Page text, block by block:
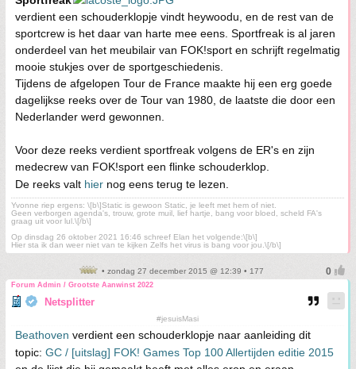
verdient een schouderklopje vindt heywoodu, en de rest van de
sportcrew is het daar van harte mee eens. Sportfreak is al jaren
onderdeel van het meubilair van FOK!sport en schrijft regelmatig
mooie stukjes over de sportgeschiedenis.
Tijdens de afgelopen Tour de France maakte hij een erg goede
dagelijkse reeks over de Tour van 1980, de laatste die door een
Nederlander werd gewonnen.
Voor deze reeks verdient sportfreak volgens de ER's en zijn
medecrew van FOK!sport een flinke schouderklop.
De reeks valt hier nog eens terug te lezen.
Yvonne riep ergens: \[b\]Static is gewoon Static, je leeft met hem of niet.
Geen verborgen agenda's, trouw, grote muil, lief hartje, bang voor bloed, scheld FA's
graag uit voor lul.\[/b\]
Op dinsdag 26 oktober 2021 16:46 schreef Elan het volgende:\[b\]
Hier sta ik dan weer niet van te kijken Zelfs het virus is bang voor jou.\[/b\]
• zondag 27 december 2015 @ 12:39 • 177
Forum Admin / Grootste Aanwinst 2022
Netsplitter
#jesuisMasi
Beathoven verdient een schouderklopje naar aanleiding dit
topic: GC / [uitslag] FOK! Games Top 100 Allertijden editie 2015